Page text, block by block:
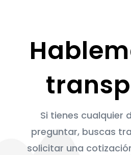
Si tienes cualquier
preguntar, buscas
solicitar una